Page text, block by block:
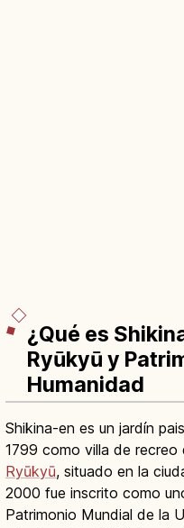
¿Qué es
Ryūkyū y
Humanidad
Shikina-en es un jardín
1799 como villa de recreo
Ryūkyū, situado en la
2000 fue inscrito como
Patrimonio Mundial de la